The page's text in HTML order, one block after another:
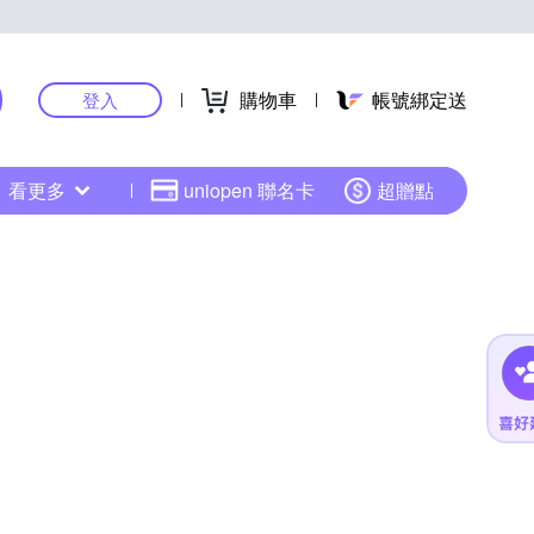
登入 購物車 帳號綁定送
看更多 uniopen 聯名卡 超贈點